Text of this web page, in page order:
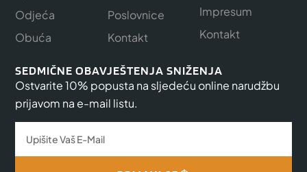
Odjeća
Obuća
Poslovnice
Kontakt
Impresum
Kontakt
SEDMIČNE OBAVJEŠTENJA SNIŽENJA
Ostvarite 10% popusta na sljedeću online narudžbu
prijavom na e-mail listu.